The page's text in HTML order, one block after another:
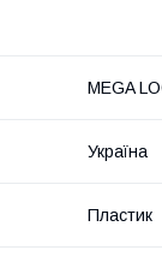
MEGA
Україна
Пластик